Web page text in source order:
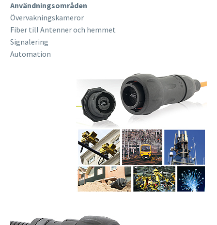
Användningsområden
Övervakningskameror
Fiber till Antenner och hemmet
Signalering
Automation